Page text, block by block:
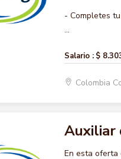
- Completes
...
Salario : $
Colombia
Auxiliar
En esta oferta